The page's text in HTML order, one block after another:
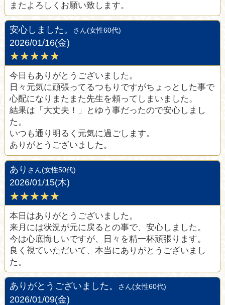
またよろしくお願い致します。
安心しました。 さん(女性60代)
2026/01/16(金)
★★★★★
今日もありがとうございました。
日々元気に頑張ってるつもりですがちょっとした事で
心配になりまたまた先生を頼ってしまいました。
結果は「大丈夫！」とゆう事だったので安心しまし
た。
いつも通り明るく元気に過ごします。
ありがとうございました。
あり さん(女性50代)
2026/01/15(木)
★★★★★
本日はありがとうございました。
来月には状況が元に戻るとの事で、安心しました。
今は心底悔しいですが、日々を精一杯頑張ります。
良く視ていただいて、本当にありがとうございまし
た。
ありがとうございました。 さん(女性60代)
2026/01/09(金)